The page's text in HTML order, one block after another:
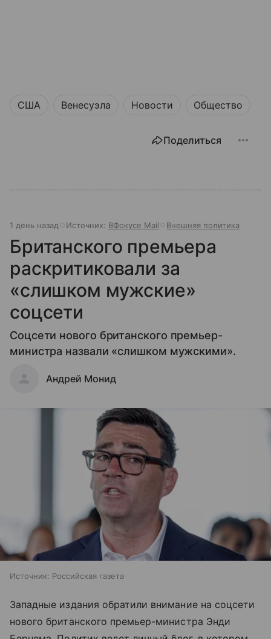
США Венесуэла Новости Общество
Поделиться
1 день назад Источник: ВФокусе Mail Внешняя политика
Британского премьера
раскритиковали за
«слишком мужские»
соцсети
Соцсети нового британского премьер-
министра назвали «слишком мужскими».
Андрей Монид
Источник: Российская газета
Западные издания обратили внимание на соцсети
нового британского премьер-министра Энди